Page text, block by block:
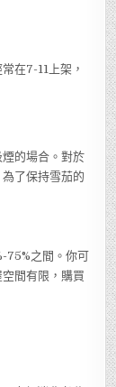
在7-11上架，
的場合。對於
了保持雪茄的
75%之間。你可
間有限，購買